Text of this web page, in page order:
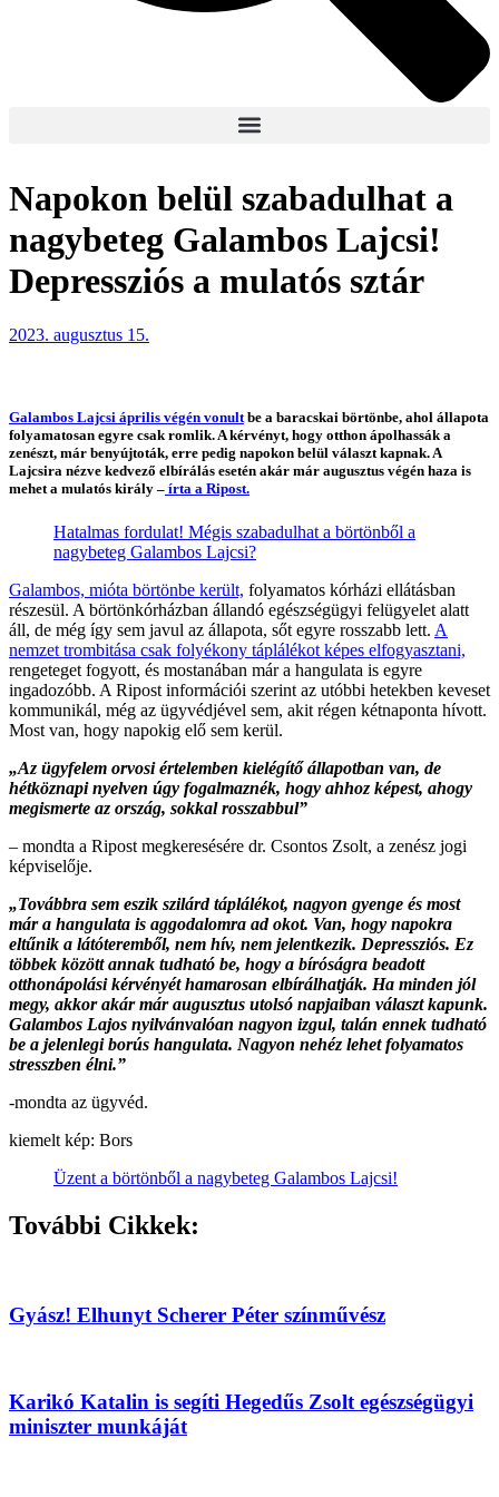
Napokon belül szabadulhat a
nagybeteg Galambos Lajcsi!
Depressziós a mulatós sztár
2023. augusztus 15.
Galambos Lajcsi április végén vonult be a baracskai börtönbe, ahol állapota
folyamatosan egyre csak romlik. A kérvényt, hogy otthon ápolhassák a
zenészt, már benyújtoták, erre pedig napokon belül választ kapnak. A
Lajcsira nézve kedvező elbírálás esetén akár már augusztus végén haza is
mehet a mulatós király – írta a Ripost.
Hatalmas fordulat! Mégis szabadulhat a börtönből a
nagybeteg Galambos Lajcsi?
Galambos, mióta börtönbe került, folyamatos kórházi ellátásban
részesül. A börtönkórházban állandó egészségügyi felügyelet alatt
áll, de még így sem javul az állapota, sőt egyre rosszabb lett. A
nemzet trombitása csak folyékony táplálékot képes elfogyasztani,
rengeteget fogyott, és mostanában már a hangulata is egyre
ingadozóbb. A Ripost információi szerint az utóbbi hetekben keveset
kommunikál, még az ügyvédjével sem, akit régen kétnaponta hívott.
Most van, hogy napokig elő sem kerül.
„Az ügyfelem orvosi értelemben kielégítő állapotban van, de
hétköznapi nyelven úgy fogalmaznék, hogy ahhoz képest, ahogy
megismerte az ország, sokkal rosszabbul”
– mondta a Ripost megkeresésére dr. Csontos Zsolt, a zenész jogi
képviselője.
„Továbbra sem eszik szilárd táplálékot, nagyon gyenge és most
már a hangulata is aggodalomra ad okot. Van, hogy napokra
eltűnik a látóteremből, nem hív, nem jelentkezik. Depressziós. Ez
többek között annak tudható be, hogy a bíróságra beadott
otthonápolási kérvényét hamarosan elbírálhatják. Ha minden jól
megy, akkor akár már augusztus utolsó napjaiban választ kapunk.
Galambos Lajos nyilvánvalóan nagyon izgul, talán ennek tudható
be a jelenlegi borús hangulata. Nagyon nehéz lehet folyamatos
stresszben élni.”
-mondta az ügyvéd.
kiemelt kép: Bors
Üzent a börtönből a nagybeteg Galambos Lajcsi!
További Cikkek:
Gyász! Elhunyt Scherer Péter színművész
Karikó Katalin is segíti Hegedűs Zsolt egészségügyi
miniszter munkáját